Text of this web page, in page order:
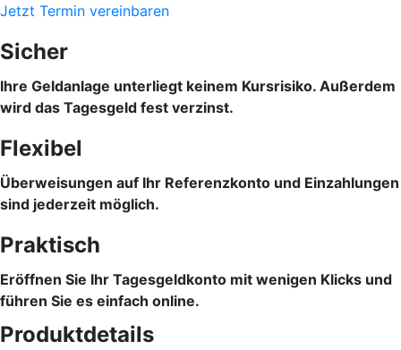
Jetzt Termin vereinbaren
Sicher
Ihre Geldanlage unterliegt keinem Kursrisiko. Außerdem
wird das Tagesgeld fest verzinst.
Flexibel
Überweisungen auf Ihr Referenzkonto und Einzahlungen
sind jederzeit möglich.
Praktisch
Eröffnen Sie Ihr Tagesgeldkonto mit wenigen Klicks und
führen Sie es einfach online.
Produktdetails